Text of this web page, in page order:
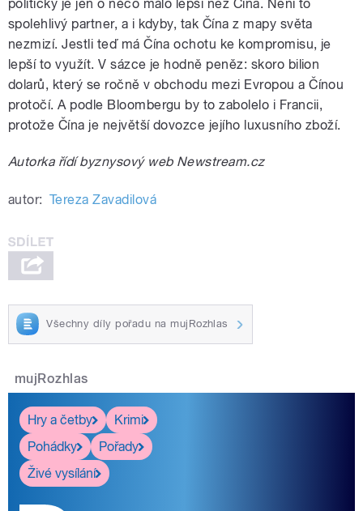
politicky je jen o něco málo lepší než Čína. Není to
spolehlivý partner, a i kdyby, tak Čína z mapy světa
nezmizí. Jestli teď má Čína ochotu ke kompromisu, je
lepší to využít. V sázce je hodně peněz: skoro bilion
dolarů, který se ročně v obchodu mezi Evropou a Čínou
protočí. A podle Bloombergu by to zabolelo i Francii,
protože Čína je největší dovozce jejího luxusního zboží.
Autorka řídí byznysový web Newstream.cz
autor: Tereza Zavadilová
Všechny díly pořadu na mujRozhlas
mujRozhlas
Hry a četby
Krimi
Pohádky
Pořady
Živé vysílání